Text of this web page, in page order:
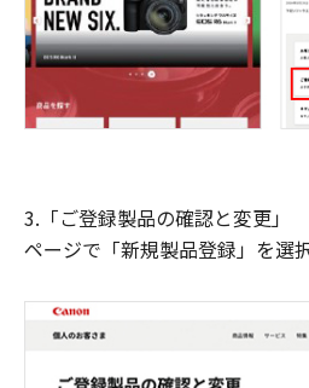
3.「ご登録製品の確認と変更」
ページで「新規製品登録」を選